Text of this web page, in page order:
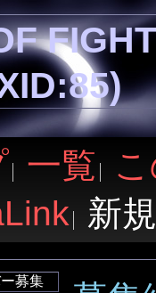
一覧
新
募集